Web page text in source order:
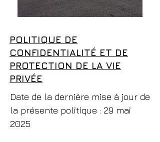
POLITIQUE DE
CONFIDENTIALITÉ ET DE
PROTECTION DE LA VIE
PRIVÉE
Date de la dernière mise à jour de
la présente politique : 29 mai
2025